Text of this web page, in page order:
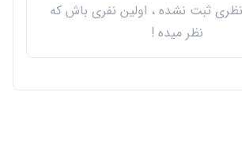
ثبت نشده ، اولین نفری باش که
نظر میده !